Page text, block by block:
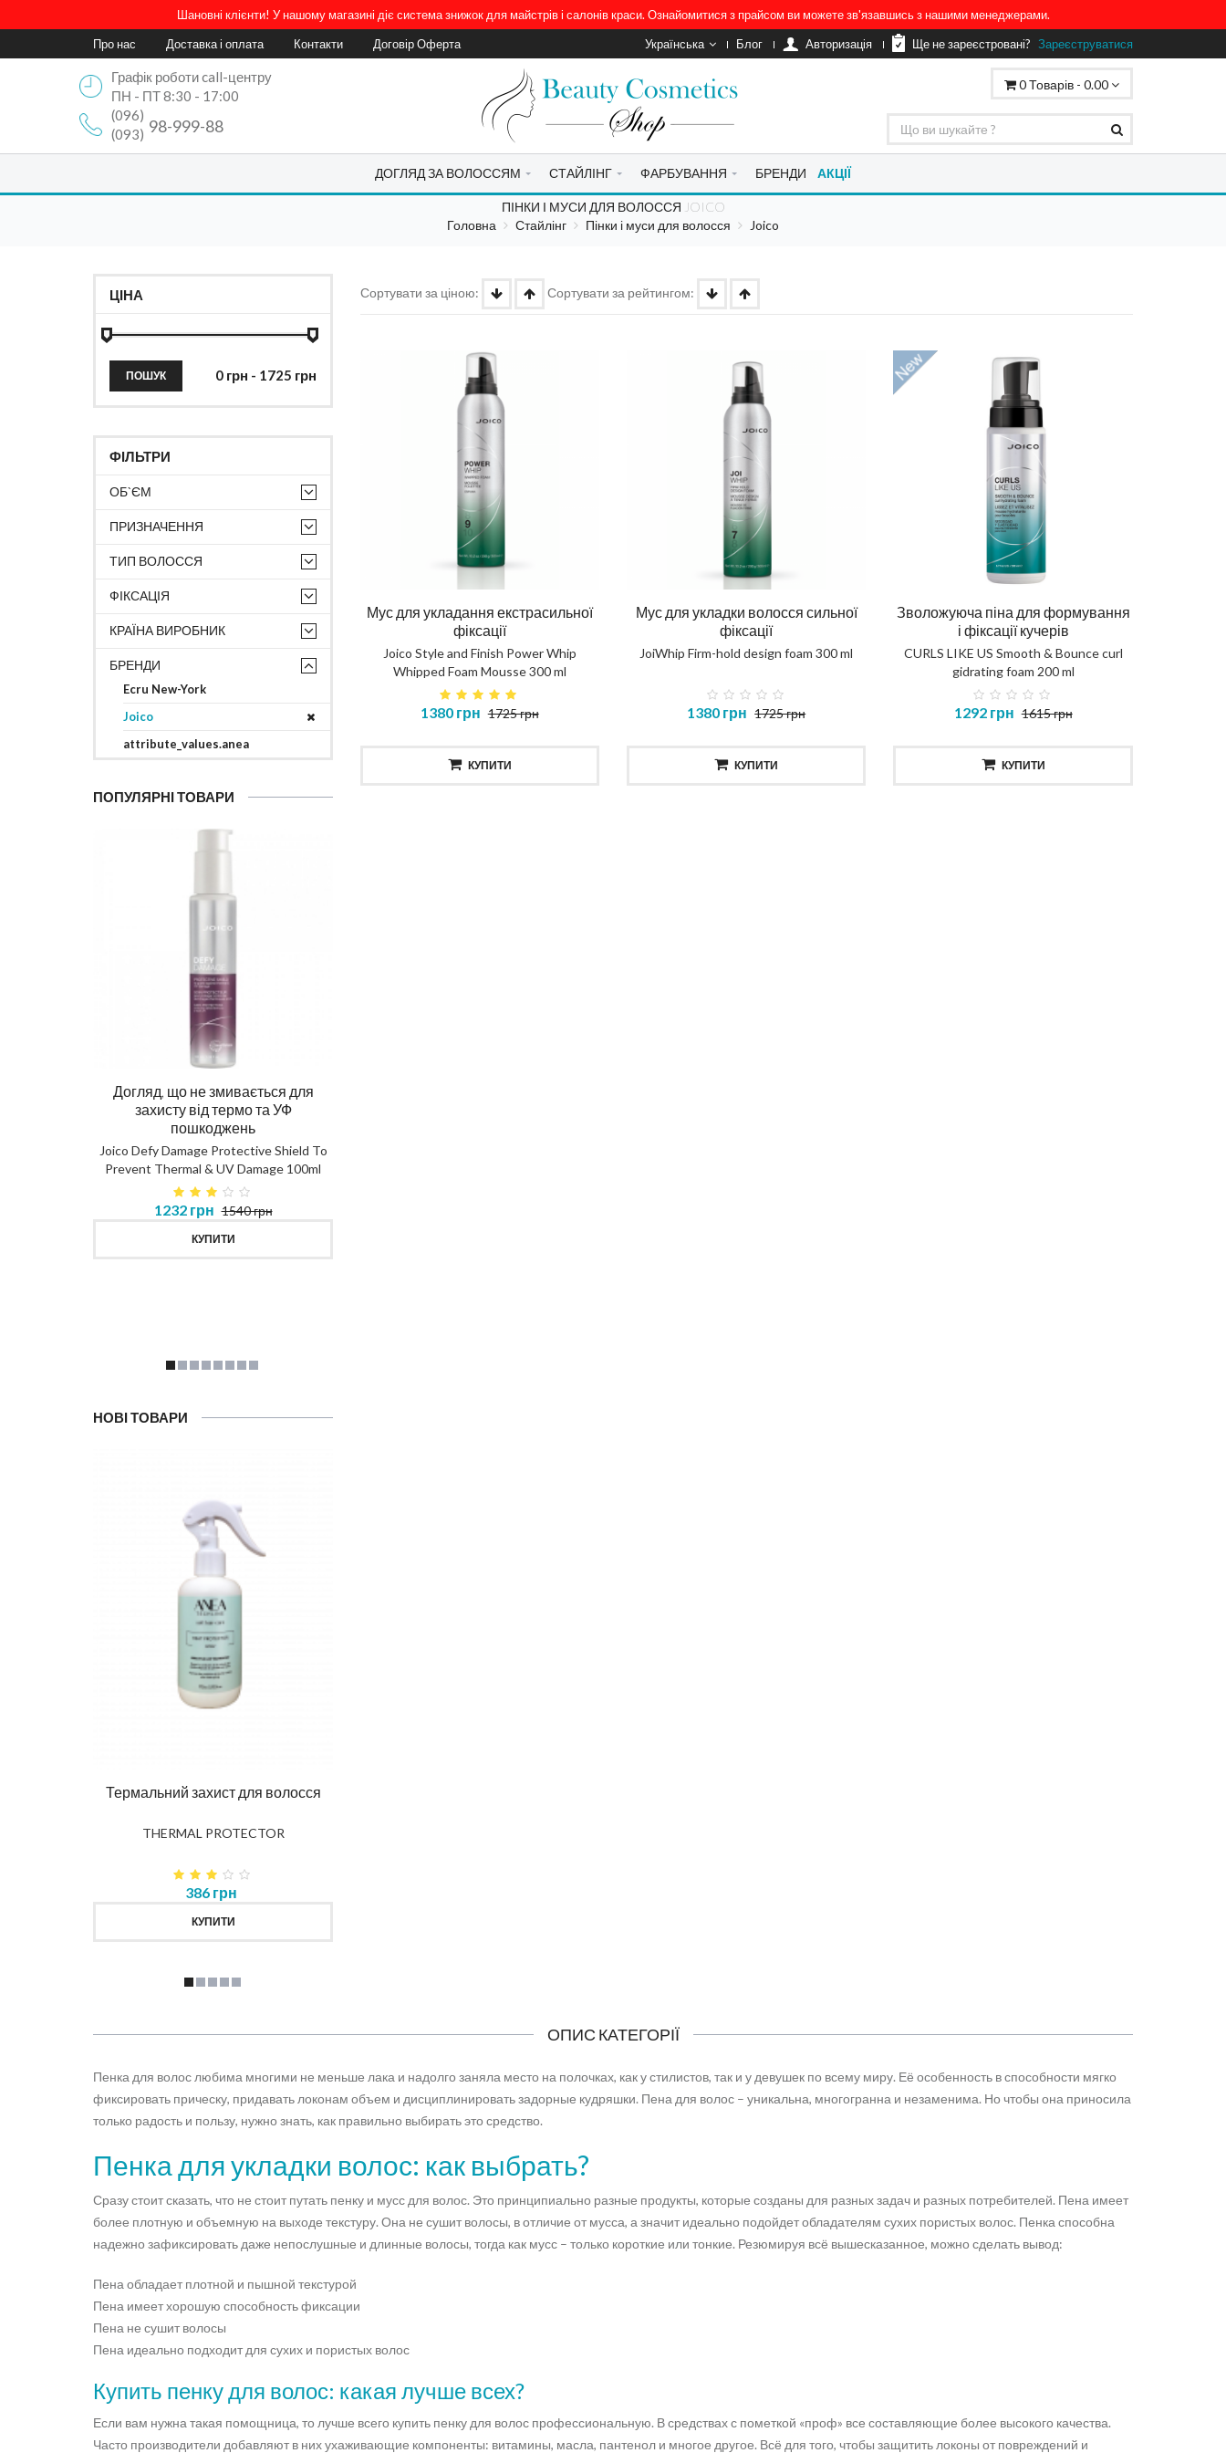
Шановні клієнти! У нашому магазині діє система знижок для майстрів і салонів краси. Ознайомитися з прайсом ви можете зв'язавшись з нашими менеджерами.
Про нас
Доставка і оплата Контакти Договір Оферта Українська Блог Aвторизація Ще не зареєстровані? Зареєструватися
Графік роботи call-центру
ПН - ПТ 8:30 - 17:00
(096)
98-999-88
(093)
0Товарів - 0.00
ДОГЛЯД ЗА ВОЛОССЯМ СТАЙЛІНГ ФАРБУВАННЯ БРЕНДИ АКЦІЇ
ПІНКИ І МУСИ ДЛЯ ВОЛОССЯ JOICO
Головна
Стайлінг Пінки і муси для волосся Joico
ЦІНА
ПОШУК
ФІЛЬТРИ
ОБ`ЄМ
ПРИЗНАЧЕННЯ
ТИП ВОЛОССЯ
ФІКСАЦІЯ
КРАЇНА ВИРОБНИК
БРЕНДИ
Ecru New-York
Joico
attribute_values.anea
ПОПУЛЯРНІ ТОВАРИ
Догляд, що не змивається для
захисту від термо та УФ
пошкоджень
Joico Defy Damage Protective Shield To
Prevent Thermal & UV Damage 100ml
1232 грн 1540 грн
КУПИТИ
НОВІ ТОВАРИ
Термальний захист для волосся
THERMAL PROTECTOR
386 грн
КУПИТИ
Сортувати за ціною: Сортувати за рейтингом:
Мус для укладання екстрасильної
фіксації
Joico Style and Finish Power Whip
Whipped Foam Mousse 300 ml
1380 грн 1725 грн
КУПИТИ
Мус для укладки волосся сильної
фіксації
JoiWhip Firm-hold design foam 300 ml
1380 грн 1725 грн
КУПИТИ
Зволожуюча піна для формування
і фіксації кучерів
CURLS LIKE US Smooth & Bounce curl
gidrating foam 200 ml
1292 грн 1615 грн
КУПИТИ
ОПИС КАТЕГОРІЇ
Пенка для волос любима многими не меньше лака и надолго заняла место на полочках, как у стилистов, так и у девушек по всему миру. Её особенность в способности мягко
фиксировать прическу, придавать локонам объем и дисциплинировать задорные кудряшки. Пена для волос – уникальна, многогранна и незаменима. Но чтобы она приносила
только радость и пользу, нужно знать, как правильно выбирать это средство.
Пенка для укладки волос: как выбрать?
Сразу стоит сказать, что не стоит путать пенку и мусс для волос. Это принципиально разные продукты, которые созданы для разных задач и разных потребителей. Пена имеет
более плотную и объемную на выходе текстуру. Она не сушит волосы, в отличие от мусса, а значит идеально подойдет обладателям сухих пористых волос. Пенка способна
надежно зафиксировать даже непослушные и длинные волосы, тогда как мусс – только короткие или тонкие. Резюмируя всё вышесказанное, можно сделать вывод:
Пена обладает плотной и пышной текстурой
Пена имеет хорошую способность фиксации
Пена не сушит волосы
Пена идеально подходит для сухих и пористых волос
Купить пенку для волос: какая лучше всех?
Если вам нужна такая помощница, то лучше всего купить пенку для волос профессиональную. В средствах с пометкой «проф» все составляющие более высокого качества.
Часто производители добавляют в них ухаживающие компоненты: витамины, масла, пантенол и многое другое. Всё для того, чтобы защитить локоны от повреждений и